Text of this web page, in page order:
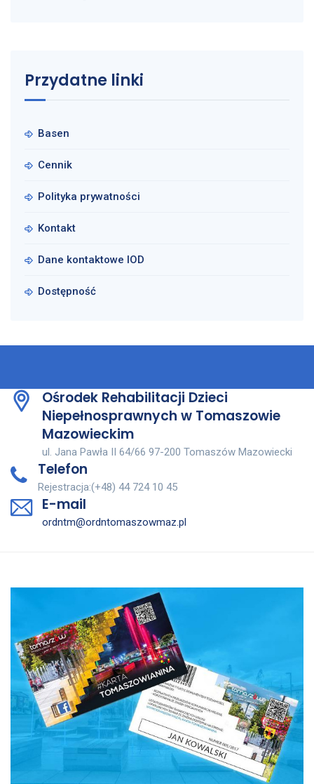
Przydatne linki
Basen
Cennik
Polityka prywatności
Kontakt
Dane kontaktowe IOD
Dostępność
Ośrodek Rehabilitacji Dzieci
Niepełnosprawnych w Tomaszowie
Mazowieckim
ul. Jana Pawła II 64/66 97-200 Tomaszów Mazowiecki
Telefon
Rejestracja:(+48) 44 724 10 45
E-mail
ordntm@ordntomaszowmaz.pl